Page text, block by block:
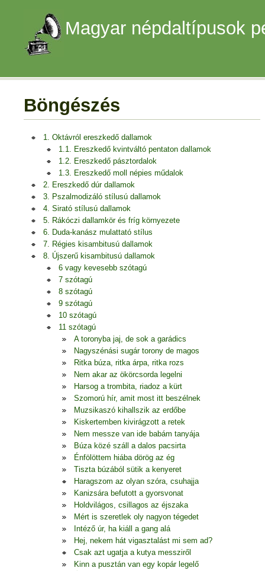
Magyar népdaltípusok
Böngészés
1. Oktávról ereszkedő dallamok
1.1. Ereszkedő kvintváltó pentaton dallamok
1.2. Ereszkedő pásztordalok
1.3. Ereszkedő moll népies műdalok
2. Ereszkedő dúr dallamok
3. Pszalmodizáló stílusú dallamok
4. Sirató stílusú dallamok
5. Rákóczi dallamkör és fríg környezete
6. Duda-kanász mulattató stílus
7. Régies kisambitusú dallamok
8. Újszerű kisambitusú dallamok
6 vagy kevesebb szótagú
7 szótagú
8 szótagú
9 szótagú
10 szótagú
11 szótagú
A toronyba jaj, de sok a garádics
Nagyszénási sugár torony de magos
Ritka búza, ritka árpa, ritka rozs
Nem akar az ökörcsorda legelni
Harsog a trombita, riadoz a kürt
Szomorú hír, amit most itt beszélnek
Muzsikaszó kihallszik az erdőbe
Kiskertemben kivirágzott a retek
Nem messze van ide babám tanyája
Búza közé száll a dalos pacsirta
Énfölöttem hiába dörög az ég
Tiszta búzából sütik a kenyeret
Haragszom az olyan szóra, csuhajja
Kanizsára befutott a gyorsvonat
Holdvilágos, csillagos az éjszaka
Mért is szeretlek oly nagyon tégedet
Intéző úr, ha kiáll a gang alá
Hej, nekem hát vigasztalást mi sem ad?
Csak azt ugatja a kutya messziről
Kinn a pusztán van egy kopár legelő